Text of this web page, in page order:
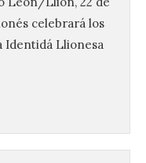
celebrará los
Identidá Llionesa